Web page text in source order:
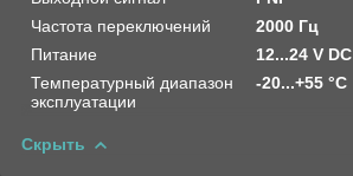
Частота переключений
2000 Гц
Питание
12...24 V DC
Температурный диапазон
эксплуатации
-20...+55 °C
Скрыть